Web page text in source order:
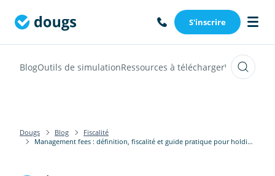
S'inscrire
BlogOutils de simulationRessources à téléchargerWebinars
Dougs Blog
Fiscalité
Management fees : définition, fiscalité et guide pratique pour holdings et filiales